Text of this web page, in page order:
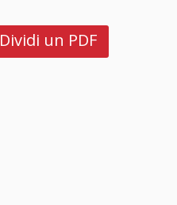
Dividi un PDF